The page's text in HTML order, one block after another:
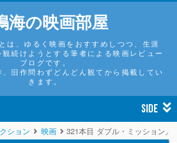
海の映画部屋
は、ゆるく映画をおすすめしつつ、生涯
続けようとする筆者による映画レビュー
ブログです。
旧作問わずどんどん観てから掲載してい
きます。
SIDE
ション 映画 321本目 ダブル・ミッション